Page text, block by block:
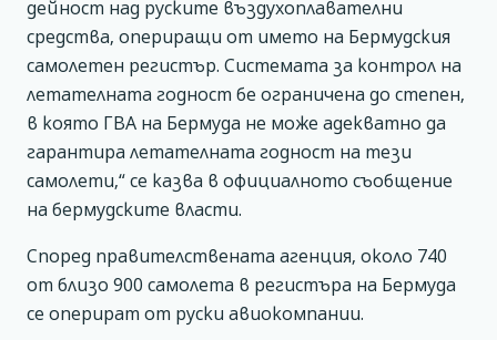
дейност над руските въздухоплавателни
средства, опериращи от името на Бермудския
самолетен регистър. Системата за контрол на
летателната годност бе ограничена до степен,
в която ГВА на Бермуда не може адекватно да
гарантира летателната годност на тези
самолети,“ се казва в официалното съобщение
на бермудските власти.
Според правителствената агенция, около 740
от близо 900 самолета в регистъра на Бермуда
се оперират от руски авиокомпании.